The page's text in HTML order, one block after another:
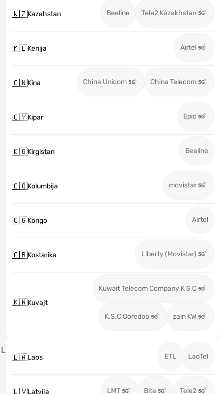
🇰🇿Kazahstan Beeline Tele2 Kazakhstan
🇰🇪Kenija Airtel
🇨🇳Kina China Unicom China Telecom
🇨🇾Kipar Epic
🇰🇬Kirgistan Beeline
🇨🇴Kolumbija movistar
🇨🇬Kongo Airtel
🇨🇷Kostarika Liberty (Movistar)
🇰🇼Kuvajt
Kuwait Telecom Company K S C
K.S.C Ooredoo zain KW
L
🇱🇦Laos ETL LaoTel
🇱🇻Latvija LMT Bite Tele2